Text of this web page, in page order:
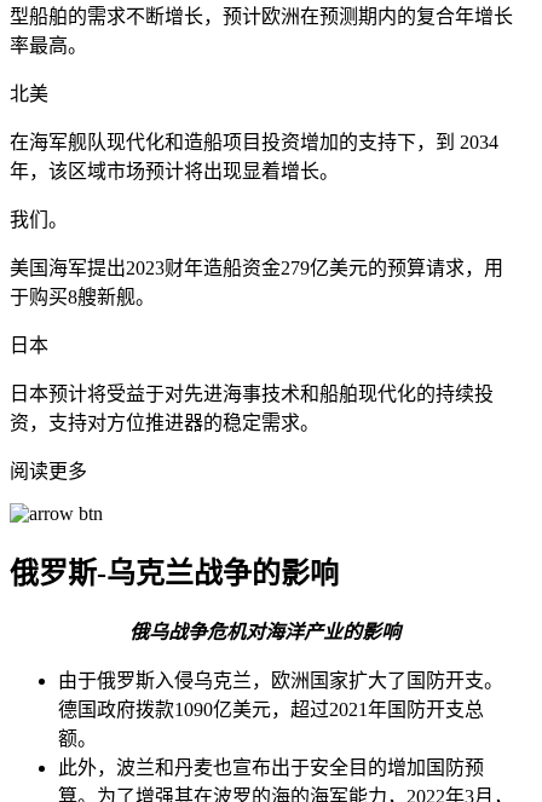
型船舶的需求不断增长，预计欧洲在预测期内的复合年增长
率最高。
北美
在海军舰队现代化和造船项目投资增加的支持下，到 2034
年，该区域市场预计将出现显着增长。
我们。
美国海军提出2023财年造船资金279亿美元的预算请求，用
于购买8艘新舰。
日本
日本预计将受益于对先进海事技术和船舶现代化的持续投
资，支持对方位推进器的稳定需求。
阅读更多
俄罗斯-乌克兰战争的影响
俄乌战争危机对海洋产业的影响
由于俄罗斯入侵乌克兰，欧洲国家扩大了国防开支。
德国政府拨款1090亿美元，超过2021年国防开支总
额。
此外，波兰和丹麦也宣布出于安全目的增加国防预
算。为了增强其在波罗的海的海军能力，2022年3月，